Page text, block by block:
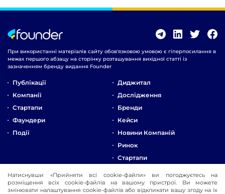
При використанні матеріалів сайту обов'язковою умовою є гіперпосилання в
межах першого абзацу на сторінку розташування вихідної статті із
зазначенням бренду видання Founder
Публікації
Компанії
Стартапи
Фаундери
Події
Диджитал
Дослідження
Бренди
Кейси
Новини Компаній
Ринок
Стартапи
Про Компанію
Реклама
Натиснувши «Прийняти всі cookie-файли» ви погоджуєтесь на
розміщення всіх cookie-файлів на вашому пристрої. Ви можете
змінювати налаштування cookie-файлів або відкликати вашу згоду на їх